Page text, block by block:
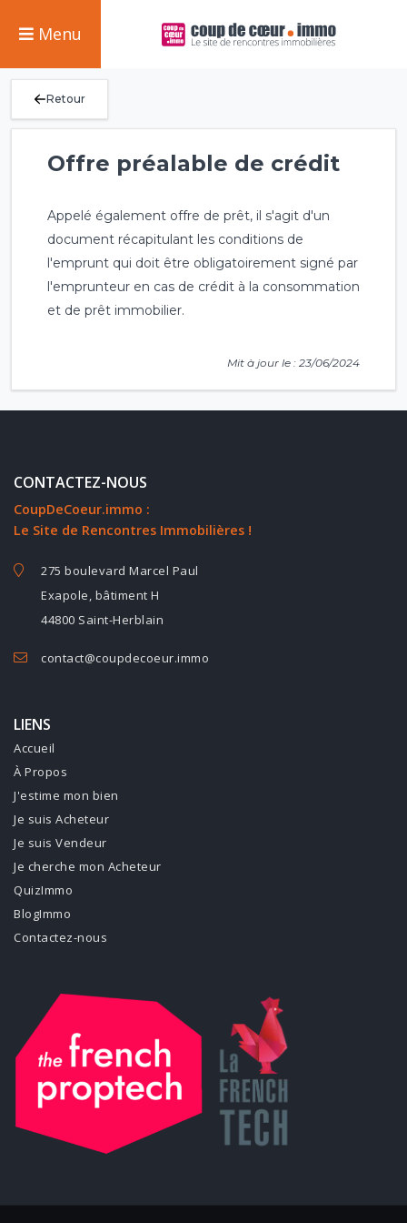
Menu
Retour
Offre préalable de crédit
Appelé également offre de prêt, il s'agit d'un
document récapitulant les conditions de
l'emprunt qui doit être obligatoirement signé par
l'emprunteur en cas de crédit à la consommation
et de prêt immobilier.
Mit à jour le : 23/06/2024
CONTACTEZ-NOUS
CoupDeCoeur.immo :
Le Site de Rencontres Immobilières !
275 boulevard Marcel Paul
Exapole, bâtiment H
44800 Saint-Herblain
contact@coupdecoeur.immo
LIENS
Accueil
À Propos
J'estime mon bien
Je suis Acheteur
Je suis Vendeur
Je cherche mon Acheteur
QuizImmo
BlogImmo
Contactez-nous